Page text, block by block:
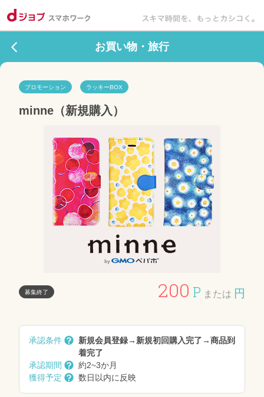
お買い物・旅行
プロモーション ラッキーBOX
minne（新規購入）
募集終了 200 P または 円
承認条件
新規会員登録→新規初回購入完了→商品到
着完了
承認期間
約2~3か月
獲得予定
数日以内に反映